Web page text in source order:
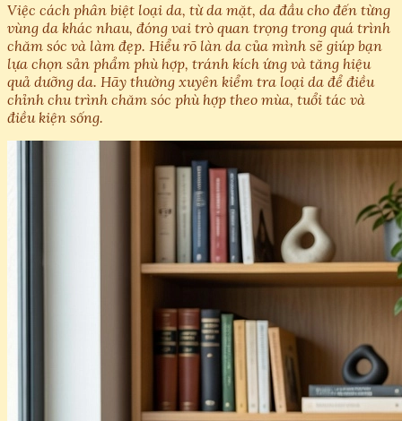
Việc cách phân biệt loại da, từ da mặt, da đầu cho đến từng
vùng da khác nhau, đóng vai trò quan trọng trong quá trình
chăm sóc và làm đẹp. Hiểu rõ làn da của mình sẽ giúp bạn
lựa chọn sản phẩm phù hợp, tránh kích ứng và tăng hiệu
quả dưỡng da. Hãy thường xuyên kiểm tra loại da để điều
chỉnh chu trình chăm sóc phù hợp theo mùa, tuổi tác và
điều kiện sống.